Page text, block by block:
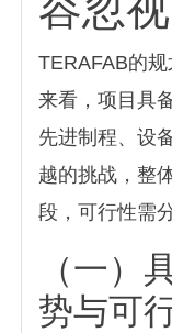
TERAFAB的
来看，项目具
先进制程、设
越的挑战，整
段，可行性需
（一）
势与可